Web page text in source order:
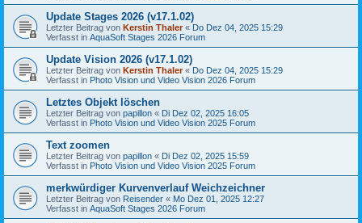
Update Stages 2026 (v17.1.02)
Letzter Beitrag von Kerstin Thaler« Do Dez 04, 2025 15:29
Verfasst in AquaSoft Stages 2026 Forum
Update Vision 2026 (v17.1.02)
Letzter Beitrag von Kerstin Thaler« Do Dez 04, 2025 15:29
Verfasst in Photo Vision und Video Vision 2026 Forum
Letztes Objekt löschen
Letzter Beitrag von papillon « Di Dez 02, 2025 16:05
Verfasst in Photo Vision und Video Vision 2025 Forum
Text zoomen
Letzter Beitrag von papillon « Di Dez 02, 2025 15:59
Verfasst in Photo Vision und Video Vision 2025 Forum
merkwürdiger Kurvenverlauf Weichzeichner
Letzter Beitrag von Reisender « Mo Dez 01, 2025 12:27
Verfasst in AquaSoft Stages 2026 Forum